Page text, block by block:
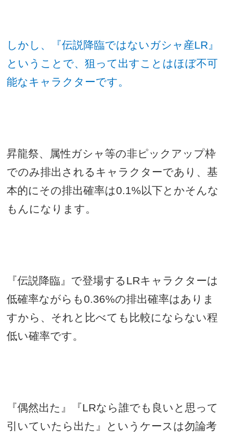
しかし、『伝説降臨ではないガシャ産LR』
ということで、狙って出すことはほぼ不可
能なキャラクターです。
昇龍祭、属性ガシャ等の非ピックアップ枠
でのみ排出されるキャラクターであり、基
本的にその排出確率は0.1%以下とかそんな
もんになります。
『伝説降臨』で登場するLRキャラクターは
低確率ながらも0.36%の排出確率はありま
すから、それと比べても比較にならない程
低い確率です。
『偶然出た』『LRなら誰でも良いと思って
引いていたら出た』というケースは勿論考